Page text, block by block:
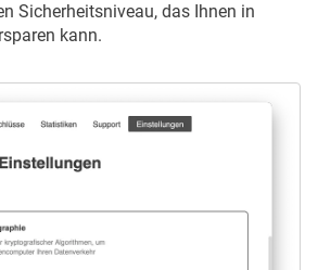
Sicherheitsniveau, das Ihnen in
kann.